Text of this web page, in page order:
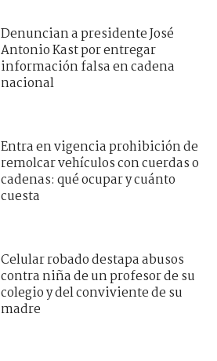
Denuncian a presidente José
Antonio Kast por entregar
información falsa en cadena
nacional
Entra en vigencia prohibición de
remolcar vehículos con cuerdas o
cadenas: qué ocupar y cuánto
cuesta
Celular robado destapa abusos
contra niña de un profesor de su
colegio y del conviviente de su
madre